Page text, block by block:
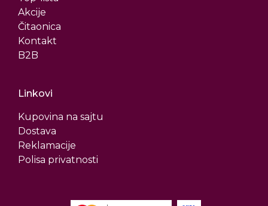
Akcije
Čitaonica
Kontakt
B2B
Linkovi
Kupovina na sajtu
Dostava
Reklamacije
Polisa privatnosti